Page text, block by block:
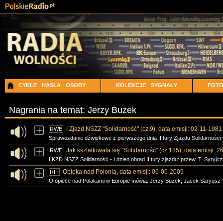
CYKLE HASŁA OSOBY KOLEKCJE SYGNAŁY FOTO
Nagrania na temat: Jerzy Buzek
RWE I Zjazd NSZZ "Solidarność" (cz.9), data emisji: 02-11-1981
Sprawozdanie dźwiękowe z pierwszego dnia II tury Zjazdu
RWE Jak kształtowała się "Solidarność" (cz.185), data emisji:
I KZD NSZZ Solidarność - I dzień obrad II tury zjazdu: przew. T.
RFI Opieka nad Polonią, data emisji: 06-06-2009
O opiece nad Polakami w Europie mówią: Jerzy Buzek, Jacek